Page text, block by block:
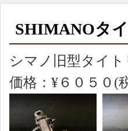
SHIMANOタ
シマノ旧型タイト
価格：¥６０５０(